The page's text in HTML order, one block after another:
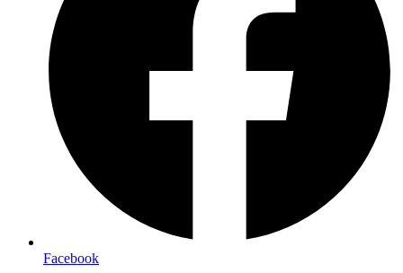
Facebook